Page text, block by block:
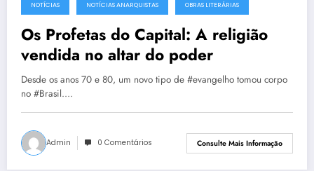
NOTÍCIAS NOTÍCIAS ANARQUISTAS OBRAS LITERÁRIAS
Os Profetas do Capital: A religião
vendida no altar do poder
Desde os anos 70 e 80, um novo tipo de #evangelho tomou corpo
no #Brasil.…
Admin 0 Comentários Consulte Mais Informação